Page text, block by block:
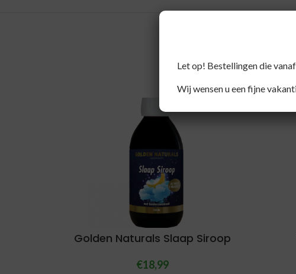
Golden Naturals Slaap Siroop
€18,99
Let op! Bestellingen die
Wij wensen u een fijne